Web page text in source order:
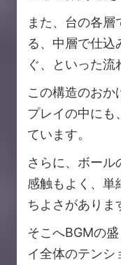
また、台の各
る、中層で仕込
ぐ、といった流
この構造のおか
プレイの中にも
ています。
さらに、ボール
感触もよく、単
ちよさがありま
そこへBGMの
イ全体のテンシ